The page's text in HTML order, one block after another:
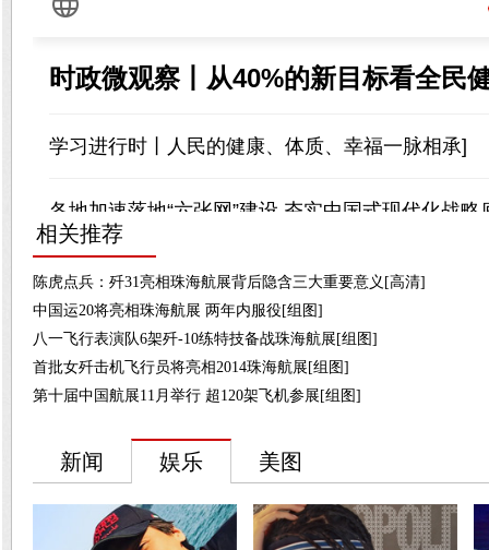
相关推荐
陈虎点兵：歼31亮相珠海航展背后隐含三大重要意义[高清]
中国运20将亮相珠海航展 两年内服役[组图]
八一飞行表演队6架歼-10练特技备战珠海航展[组图]
首批女歼击机飞行员将亮相2014珠海航展[组图]
第十届中国航展11月举行 超120架飞机参展[组图]